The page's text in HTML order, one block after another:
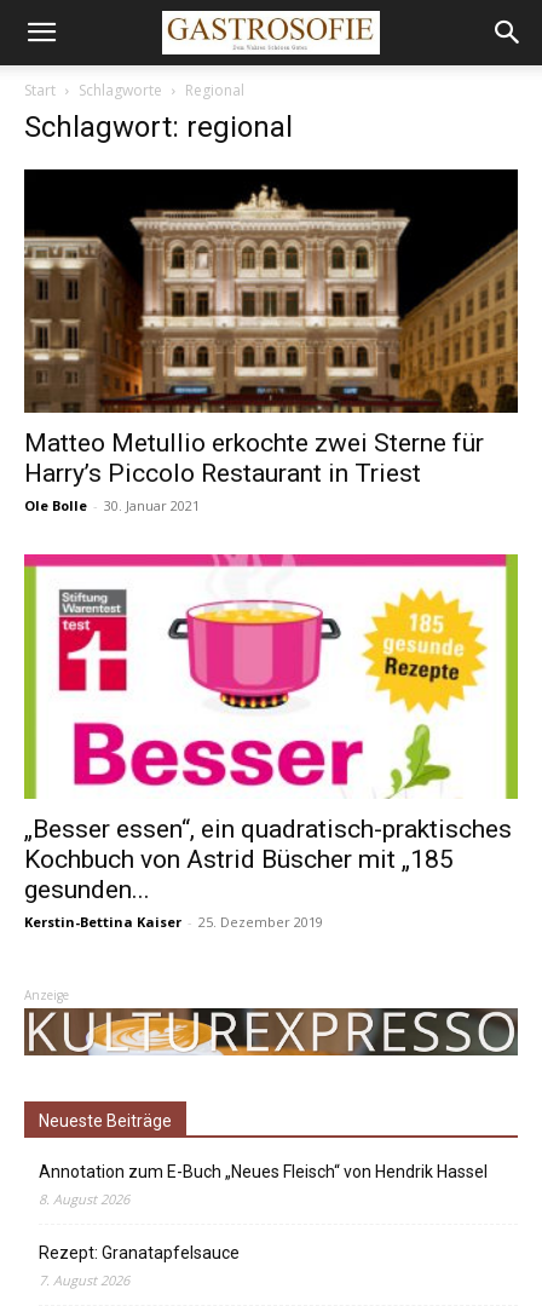
Start Schlagworte Regional
Schlagwort: regional
Matteo Metullio erkochte zwei Sterne für
Harry’s Piccolo Restaurant in Triest
Ole Bolle - 30. Januar 2021
„Besser essen“, ein quadratisch-praktisches
Kochbuch von Astrid Büscher mit „185
gesunden...
Kerstin-Bettina Kaiser - 25. Dezember 2019
Anzeige
Neueste Beiträge
Annotation zum E-Buch „Neues Fleisch“ von Hendrik Hassel
8. August 2026
Rezept: Granatapfelsauce
7. August 2026